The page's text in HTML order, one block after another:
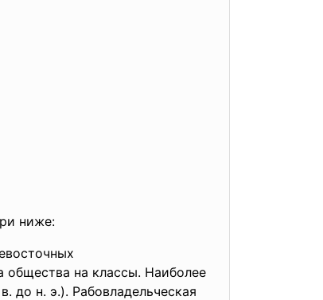
ниже:
общества на классы. Наиболее
до н. э.). Рабовладельческая